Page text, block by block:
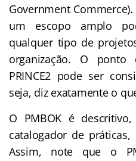
Government Commerce
um escopo amplo
qualquer tipo de
organização. O
PRINCE2 pode ser
seja, diz exatamente o
O PMBOK é
catalogador de
Assim, note que o